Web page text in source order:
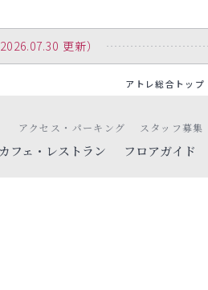
更新）
アトレ総合トップ
カフェ・レストラン フロアガイド
アクセス・パーキング スタッフ募集